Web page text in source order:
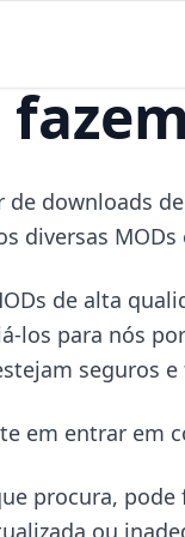
de downloads
diversas
de alta
los para nós
seguros
em entrar em
procura,
ou